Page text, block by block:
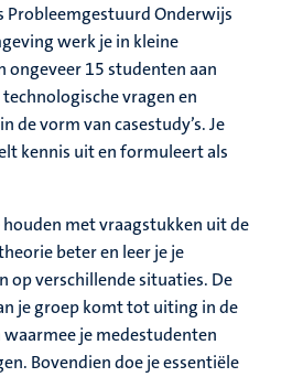
Probleemgestuurd Onderwijs
werk je in kleine
15 studenten aan
vragen en
de vorm van casestudy’s. Je
kennis uit en formuleert als
met vraagstukken uit de
beter en leer je je
op verschillende situaties. De
je groep komt tot uiting in de
je medestudenten
Bovendien doe je essentiële